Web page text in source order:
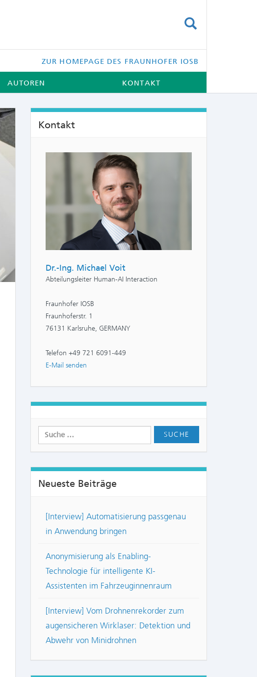
ZUR HOMEPAGE DES FRAUNHOFER IOSB
AUTOREN KONTAKT
Kontakt
Dr.-Ing. Michael Voit
Abteilungsleiter Human-AI Interaction
Fraunhofer IOSB
Fraunhoferstr. 1
76131 Karlsruhe, GERMANY
Telefon +49 721 6091-449
E-Mail senden
Neueste Beiträge
[Interview] Automatisierung passgenau
in Anwendung bringen
Anonymisierung als Enabling-
Technologie für intelligente KI-
Assistenten im Fahrzeuginnenraum
[Interview] Vom Drohnenrekorder zum
augensicheren Wirklaser: Detektion und
Abwehr von Minidrohnen